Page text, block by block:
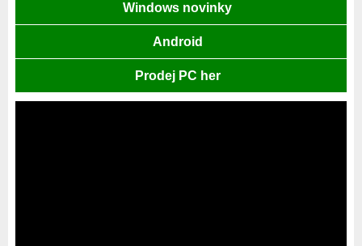
Windows novinky
Android
Prodej PC her